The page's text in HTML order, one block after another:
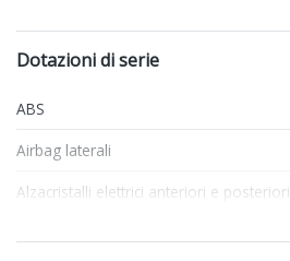
Dotazioni di serie
ABS
Airbag laterali
Alzacristalli elettrici anteriori e posteriori